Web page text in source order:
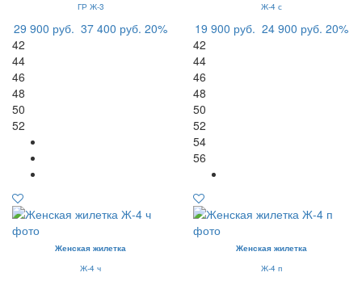
ГР Ж-3
29 900 руб. 37 400 руб. 20%
42
44
46
48
50
52
Ж-4 с
19 900 руб. 24 900 руб. 20%
42
44
46
48
50
52
54
56
Женская жилетка
Ж-4 ч
Женская жилетка
Ж-4 п